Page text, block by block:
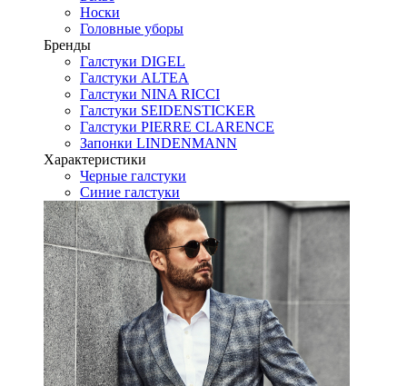
Носки
Головные уборы
Бренды
Галстуки DIGEL
Галстуки ALTEA
Галстуки NINA RICCI
Галстуки SEIDENSTICKER
Галстуки PIERRE CLARENCE
Запонки LINDENMANN
Характеристики
Черные галстуки
Синие галстуки